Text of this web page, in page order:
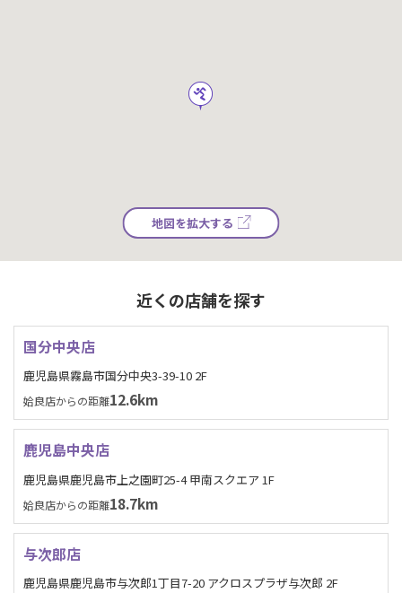
地図を拡大する
近くの店舗を探す
国分中央店
鹿児島県霧島市国分中央3-39-10 2F
姶良店からの距離12.6km
鹿児島中央店
鹿児島県鹿児島市上之園町25-4 甲南スクエア 1F
姶良店からの距離18.7km
与次郎店
鹿児島県鹿児島市与次郎1丁目7-20 アクロスプラザ与次郎 2F